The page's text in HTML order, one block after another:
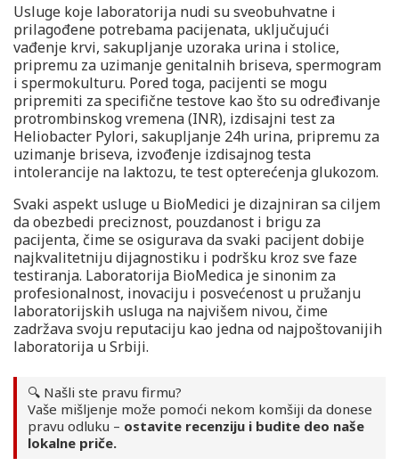
Usluge koje laboratorija nudi su sveobuhvatne i
prilagođene potrebama pacijenata, uključujući
vađenje krvi, sakupljanje uzoraka urina i stolice,
pripremu za uzimanje genitalnih briseva, spermogram
i spermokulturu. Pored toga, pacijenti se mogu
pripremiti za specifične testove kao što su određivanje
protrombinskog vremena (INR), izdisajni test za
Heliobacter Pylori, sakupljanje 24h urina, pripremu za
uzimanje briseva, izvođenje izdisajnog testa
intolerancije na laktozu, te test opterećenja glukozom.
Svaki aspekt usluge u BioMedici je dizajniran sa ciljem
da obezbedi preciznost, pouzdanost i brigu za
pacijenta, čime se osigurava da svaki pacijent dobije
najkvalitetniju dijagnostiku i podršku kroz sve faze
testiranja. Laboratorija BioMedica je sinonim za
profesionalnost, inovaciju i posvećenost u pružanju
laboratorijskih usluga na najvišem nivou, čime
zadržava svoju reputaciju kao jedna od najpoštovanijih
laboratorija u Srbiji.
🔍 Našli ste pravu firmu?
Vaše mišljenje može pomoći nekom komšiji da donese
pravu odluku – ostavite recenziju i budite deo naše
lokalne priče.